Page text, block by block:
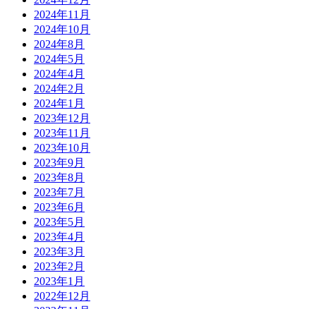
2024年11月
2024年10月
2024年8月
2024年5月
2024年4月
2024年2月
2024年1月
2023年12月
2023年11月
2023年10月
2023年9月
2023年8月
2023年7月
2023年6月
2023年5月
2023年4月
2023年3月
2023年2月
2023年1月
2022年12月